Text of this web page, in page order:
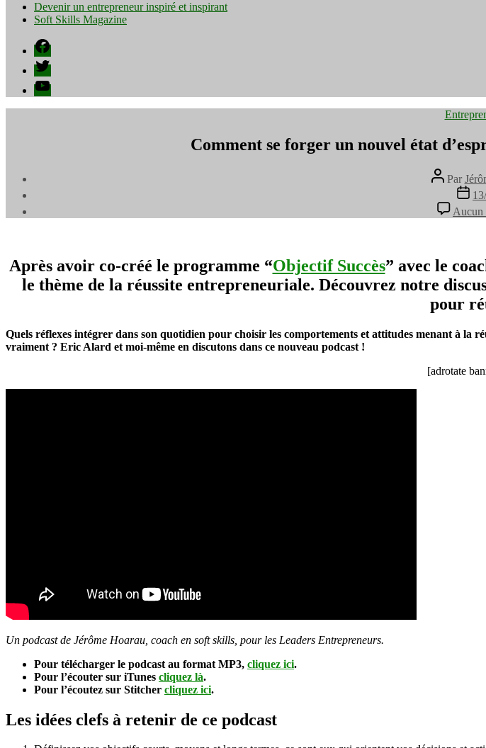
Devenir un entrepreneur inspiré et inspirant
Soft Skills Magazine
Facebook
Twitter
YouTube
Comment se forger un nouvel état
Auteur
de
l’article
Par
Date
Aucun
Après avoir co-créé le programme “Objectif Succès” avec le
le thème de la réussite entrepreneuriale. Découvrez notre
pour
Quels réflexes intégrer dans son quotidien pour choisir les comportements et attitudes menant à la
vraiment ? Eric Alard et moi-même en discutons dans ce nouveau podcast !
[adrotate
Un podcast de Jérôme Hoarau, coach en soft skills, pour les Leaders Entrepreneurs.
Pour télécharger le podcast au format MP3, cliquez ici.
Pour l’écouter sur iTunes cliquez là.
Pour l’écoutez sur Stitcher cliquez ici.
Les idées clefs à retenir de ce podcast